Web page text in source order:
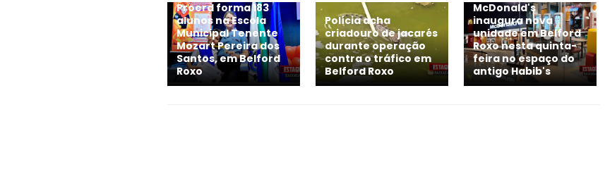
Proerd forma 183
alunos na Escola
Municipal Tenente
Mozart Pereira dos
Santos, em Belford
Roxo
Polícia acha
criadouro de jacarés
durante operação
contra o tráfico em
Belford Roxo
McDonald's
inaugura nova
unidade em Belford
Roxo nesta quinta-
feira no espaço do
antigo Habib's